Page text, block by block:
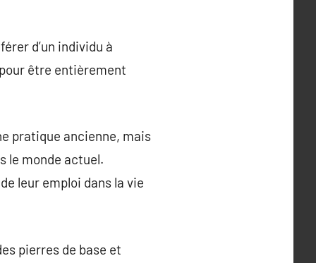
d’un individu à
être entièrement
pratique ancienne, mais
le monde actuel.
leur emploi dans la vie
pierres de base et